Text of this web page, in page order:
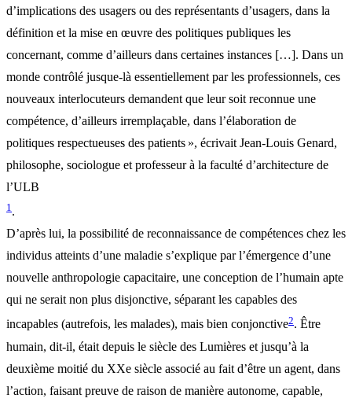
d’implications des usagers ou des représentants d’usagers, dans la
définition et la mise en œuvre des politiques publiques les
concernant, comme d’ailleurs dans certaines instances […]. Dans un
monde contrôlé jusque-là essentiellement par les professionnels, ces
nouveaux interlocuteurs demandent que leur soit reconnue une
compétence, d’ailleurs irremplaçable, dans l’élaboration de
politiques respectueuses des patients », écrivait Jean-Louis Genard,
philosophe, sociologue et professeur à la faculté d’architecture de
l’ULB
1 .
D’après lui, la possibilité de reconnaissance de compétences chez les
individus atteints d’une maladie s’explique par l’émergence d’une
nouvelle anthropologie capacitaire, une conception de l’humain apte
qui ne serait non plus disjonctive, séparant les capables des
incapables (autrefois, les malades), mais bien conjonctive2. Être
humain, dit-il, était depuis le siècle des Lumières et jusqu’à la
deuxième moitié du XXe siècle associé au fait d’être un agent, dans
l’action, faisant preuve de raison de manière autonome, capable,